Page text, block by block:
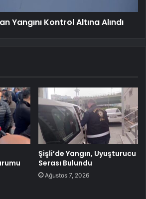
Yangını Kontrol Altına Alındı
Şişli’de Yangın, Uyuşturucu
Serası Bulundu
Ağustos 7, 2026